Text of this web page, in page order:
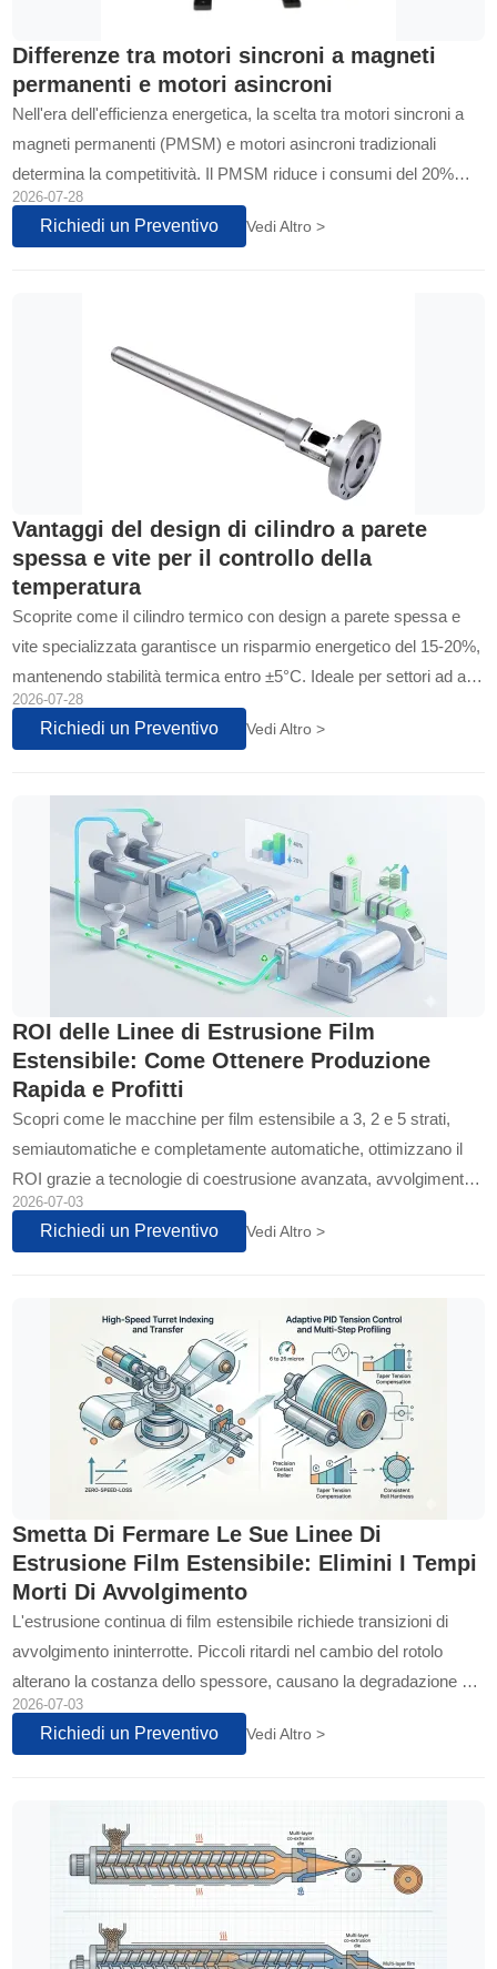
Differenze tra motori sincroni a magneti
permanenti e motori asincroni
Nell'era dell'efficienza energetica, la scelta tra motori sincroni a
magneti permanenti (PMSM) e motori asincroni tradizionali
determina la competitività. Il PMSM riduce i consumi del 20%
con una precisione di coppia ±1%...
2026-07-28
Richiedi un Preventivo Vedi Altro >
Vantaggi del design di cilindro a parete
spessa e vite per il controllo della
temperatura
Scoprite come il cilindro termico con design a parete spessa e
vite specializzata garantisce un risparmio energetico del 15-20%,
mantenendo stabilità termica entro ±5°C. Ideale per settori ad alta
precisione...
2026-07-28
Richiedi un Preventivo Vedi Altro >
ROI delle Linee di Estrusione Film
Estensibile: Come Ottenere Produzione
Rapida e Profitti
Scopri come le macchine per film estensibile a 3, 2 e 5 strati,
semiautomatiche e completamente automatiche, ottimizzano il
ROI grazie a tecnologie di coestrusione avanzata, avvolgimento
automatico ad alta velocità e riciclo in linea al 100% dei rifili
laterali.
2026-07-03
Richiedi un Preventivo Vedi Altro >
Smetta Di Fermare Le Sue Linee Di
Estrusione Film Estensibile: Elimini I Tempi
Morti Di Avvolgimento
L'estrusione continua di film estensibile richiede transizioni di
avvolgimento ininterrotte. Piccoli ritardi nel cambio del rotolo
alterano la costanza dello spessore, causano la degradazione del
polimero nella testa di estrusione e generano massicci scarti di
material...
2026-07-03
Richiedi un Preventivo Vedi Altro >